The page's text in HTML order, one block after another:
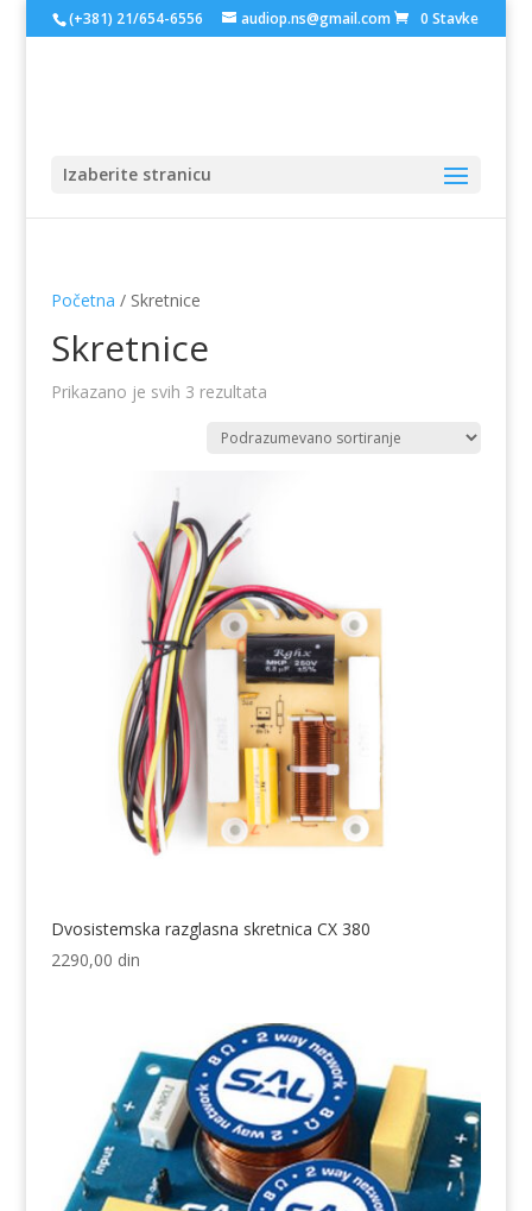
(+381) 21/654-6556 audiop.ns@gmail.com 0 Stavke
Izaberite stranicu
Početna / Skretnice
Skretnice
Prikazano je svih 3 rezultata
Dvosistemska razglasna skretnica CX 380
2290,00 din